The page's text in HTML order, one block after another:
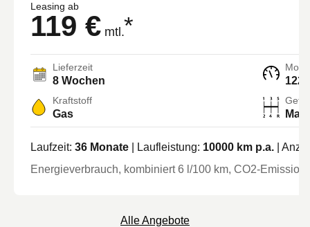
Leasing ab
119 € mtl.*
Lieferzeit
8 Wochen 122
Kraftstoff
Gas
Laufzeit: 36 Monate | Laufleistung: 10000 km p.a.
|
Energieverbrauch, kombiniert6 l/100 km, CO2-Emission
Alle Angebote